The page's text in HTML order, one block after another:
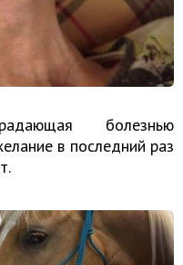
болезнью
в последний раз